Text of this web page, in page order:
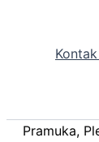
Pramuka,